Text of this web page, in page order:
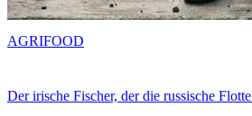
Der irische Fischer, der die russische
AGRIFOOD